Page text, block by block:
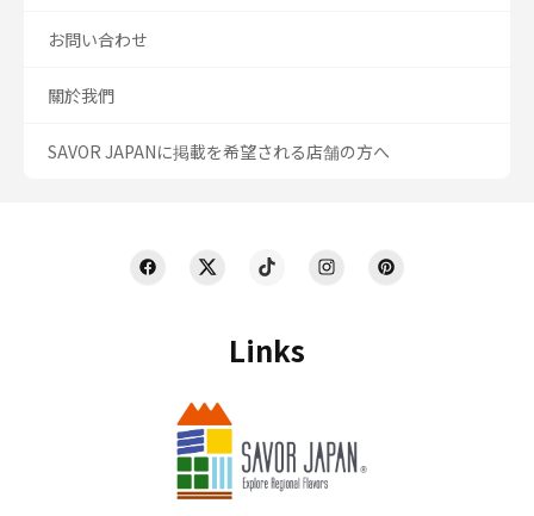
Links
お問い合わせ
關於我們
SAVOR JAPANに掲載を希望される店舗の方へ